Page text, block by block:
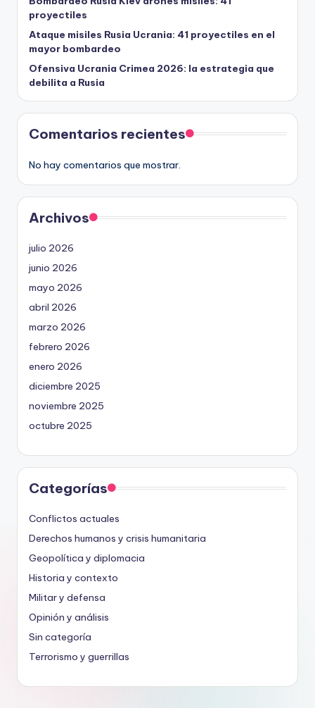
proyectiles
Ataque misiles Rusia Ucrania: 41 proyectiles en el
mayor bombardeo
Ofensiva Ucrania Crimea 2026: la estrategia que
debilita a Rusia
Comentarios recientes
No hay comentarios que mostrar.
Archivos
julio 2026
junio 2026
mayo 2026
abril 2026
marzo 2026
febrero 2026
enero 2026
diciembre 2025
noviembre 2025
octubre 2025
Categorías
Conflictos actuales
Derechos humanos y crisis humanitaria
Geopolítica y diplomacia
Historia y contexto
Militar y defensa
Opinión y análisis
Sin categoría
Terrorismo y guerrillas